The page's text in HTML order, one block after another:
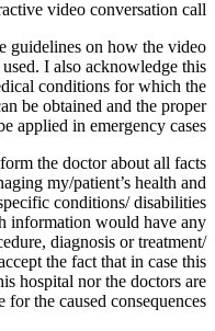
video conversation call.
guidelines on how the video
I also acknowledge this
conditions for which the
be obtained and the proper
applied in emergency cases.
the doctor about all facts
my/patient’s health and
conditions/ disabilities
information would have any
diagnosis or treatment/
the fact that in case this
hospital nor the doctors are
for the caused consequences.